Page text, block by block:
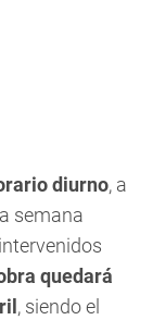
diurno, a
la semana
quedará
, siendo el